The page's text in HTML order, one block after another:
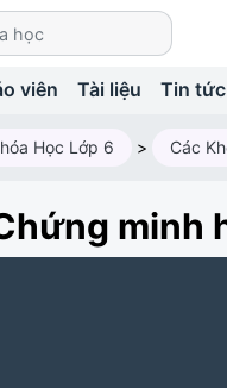
viên Tài liệu Tin tức
Học Lớp 6 > Các
minh